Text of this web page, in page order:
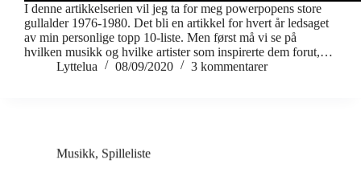
I denne artikkelserien vil jeg ta for meg powerpopens store
gullalder 1976-1980. Det bli en artikkel for hvert år ledsaget
av min personlige topp 10-liste. Men først må vi se på
hvilken musikk og hvilke artister som inspirerte dem forut,…
Lyttelua
08/09/2020 3 kommentarer
Musikk, Spilleliste